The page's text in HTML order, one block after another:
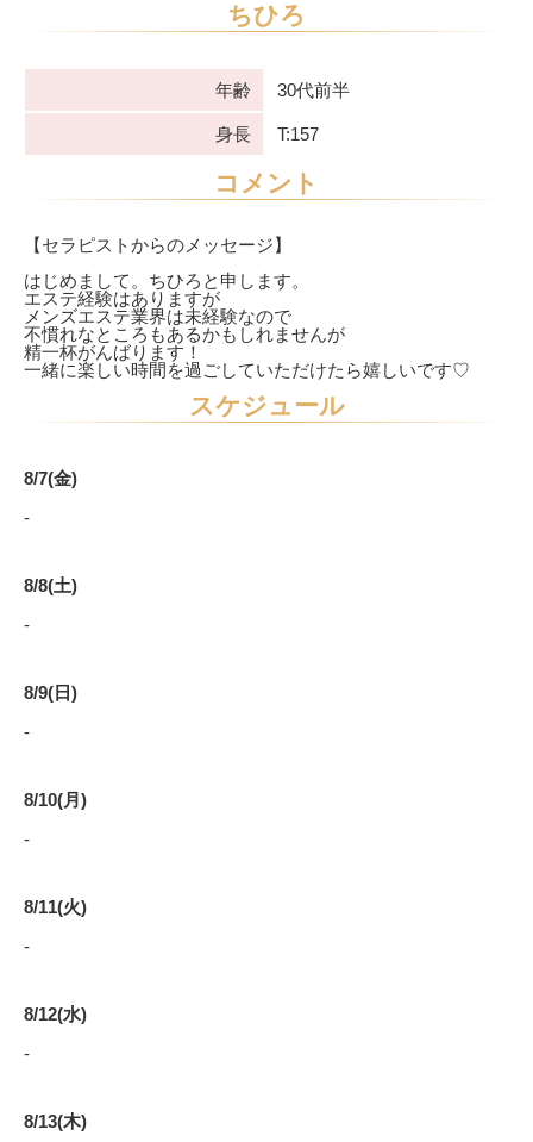
ちひろ
年齢 30代前半
身長 T:157
コメント
【セラピストからのメッセージ】
はじめまして。ちひろと申します。
エステ経験はありますが
メンズエステ業界は未経験なので
不慣れなところもあるかもしれませんが
精一杯がんばります！
一緒に楽しい時間を過ごしていただけたら嬉しいです♡
スケジュール
8/7(金)
-
8/8(土)
-
8/9(日)
-
8/10(月)
-
8/11(火)
-
8/12(水)
-
8/13(木)